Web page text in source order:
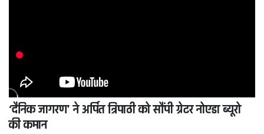
‘दैनिक जागरण’ ने अर्पित त्रिपाठी को सौंपी ग्रेटर नोएडा ब्यूरो
की कमान